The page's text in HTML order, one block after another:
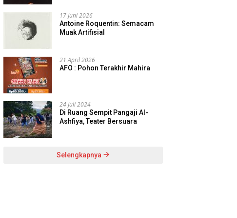
17 Juni 2026
Antoine Roquentin: Semacam
Muak Artifisial
21 April 2026
AFO : Pohon Terakhir Mahira
24 Juli 2024
Di Ruang Sempit Pangaji Al-
Ashfiya, Teater Bersuara
Selengkapnya